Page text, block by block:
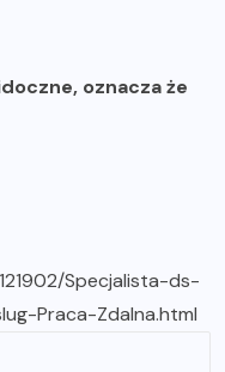
oznacza że
Specjalista-ds-
Praca-Zdalna.html